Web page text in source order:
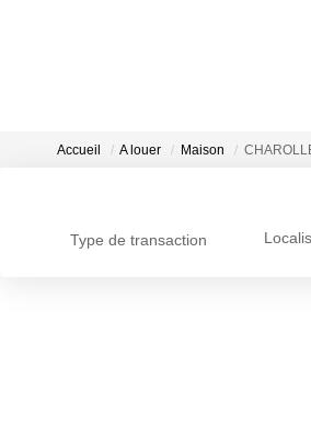
Accueil A louer Maison
Type de transaction